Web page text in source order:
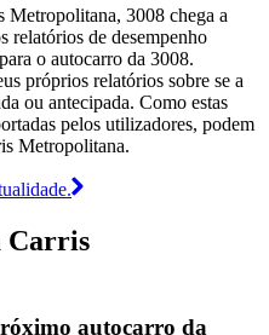
Metropolitana, 3008 chega a
relatórios de desempenho
o autocarro da 3008.
próprios relatórios sobre se a
ou antecipada. Como estas
pelos utilizadores, podem
Metropolitana.
Carris
autocarro da